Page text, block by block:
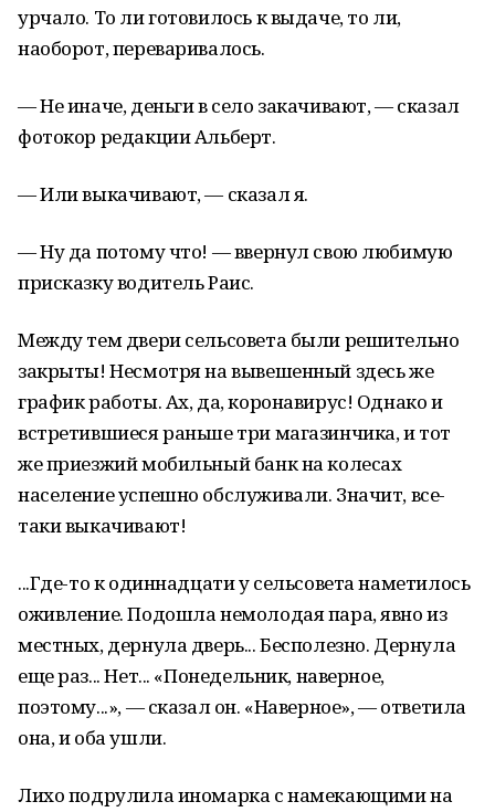
урчало. То ли готовилось к выдаче, то ли,
наоборот, переваривалось.
— Не иначе, деньги в село закачивают, — сказал
фотокор редакции Альберт.
— Или выкачивают, — сказал я.
— Ну да потому что! — ввернул свою любимую
присказку водитель Раис.
Между тем двери сельсовета были решительно
закрыты! Несмотря на вывешенный здесь же
график работы. Ах, да, коронавирус! Однако и
встретившиеся раньше три магазинчика, и тот
же приезжий мобильный банк на колесах
население успешно обслуживали. Значит, все-
таки выкачивают!
...Где-то к одиннадцати у сельсовета наметилось
оживление. Подошла немолодая пара, явно из
местных, дернула дверь... Бесполезно. Дернула
еще раз... Нет... «Понедельник, наверное,
поэтому...», — сказал он. «Наверное», — ответила
она, и оба ушли.
Лихо подрулила иномарка с намекающими на